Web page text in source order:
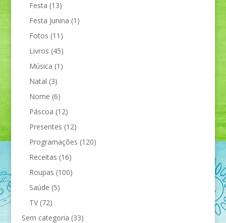
Festa (13)
Festa Junina (1)
Fotos (11)
Livros (45)
Música (1)
Natal (3)
Nome (6)
Páscoa (12)
Presentes (12)
Programações (120)
Receitas (16)
Roupas (100)
Saúde (5)
TV(72)
Sem categoria (33)